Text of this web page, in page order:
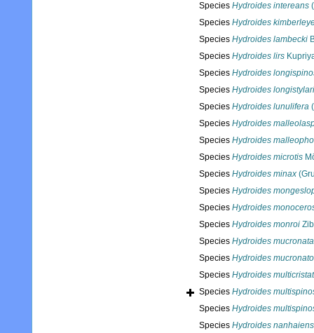
Species Hydroides intereans
Species Hydroides
Species Hydroides lambecki
Species Hydroides lirs
Species Hydroides
Species Hydroides
Species Hydroides lunulifera
Species Hydroides
Species Hydroides
Species Hydroides microtis
Species Hydroides minax
Species Hydroides
Species Hydroides
Species Hydroides monroi
Species Hydroides mucronata
Species Hydroides
Species Hydroides
Species Hydroides
Species Hydroides
Species Hydroides